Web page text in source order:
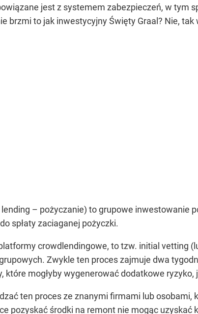
jest z systemem zabezpieczeń, w tym
brzmi to jak inwestycyjny Święty Graal? Nie, tak
– pożyczanie) to grupowe inwestowanie
spłaty zaciaganej pożyczki.
crowdlendingowe, to tzw. initial vetting
Zwykle ten proces zajmuje dwa
które mogłyby wygenerować dodatkowe
ten proces ze znanymi firmami lub
pozyskać środki na remont nie mogąc uzyskać